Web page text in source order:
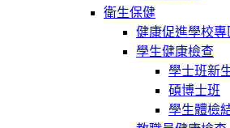
衛生保健
健康促進學校專
學生健康檢查
學士班新
碩博士班
學生體檢